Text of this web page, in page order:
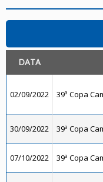
DATA
02/09/2022 39ª Copa
30/09/2022 39ª Copa
07/10/2022 39ª Copa